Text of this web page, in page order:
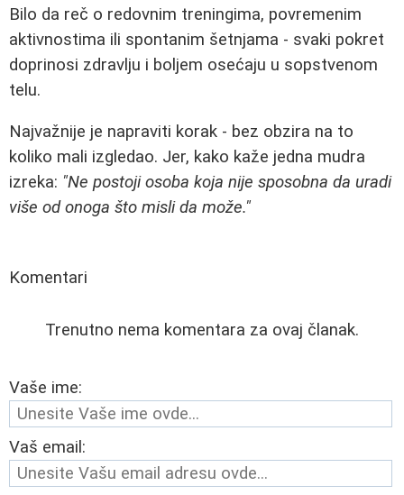
Bilo da reč o redovnim treningima, povremenim
aktivnostima ili spontanim šetnjama - svaki pokret
doprinosi zdravlju i boljem osećaju u sopstvenom
telu.
Najvažnije je napraviti korak - bez obzira na to
koliko mali izgledao. Jer, kako kaže jedna mudra
izreka: "Ne postoji osoba koja nije sposobna da uradi
više od onoga što misli da može."
Komentari
Trenutno nema komentara za ovaj članak.
Vaše ime:
Vaš email: